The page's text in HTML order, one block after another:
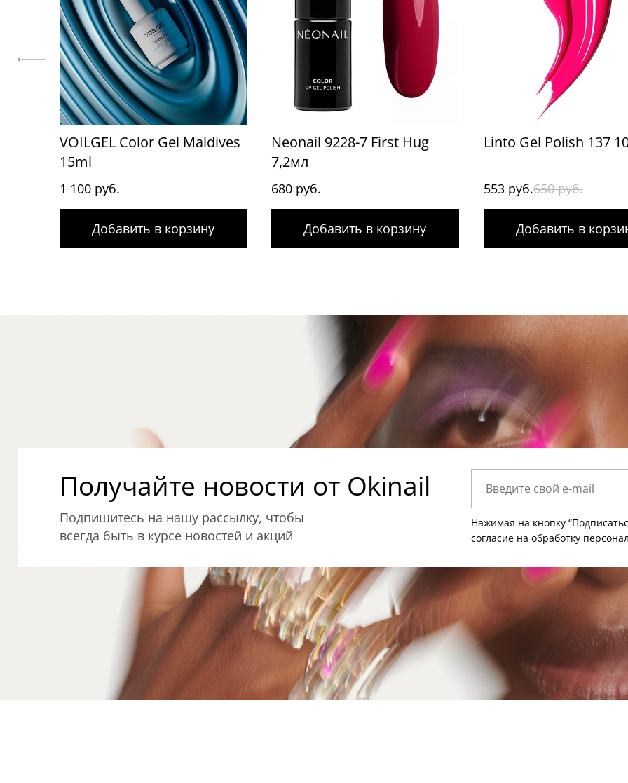
VOILGEL Color Gel Maldives
15ml
1 100 руб.
Добавить в корзину
Neonail 9228-7 First Hug
7,2мл
680 руб.
Добавить в корзину
Linto Gel Polish 137
553 руб.650 руб.
Добавить в
Получайте новости от Okinail
Подпишитесь на нашу рассылку, чтобы
всегда быть в курсе новостей и акций
Нажимая на кнопку
согласие на обработку